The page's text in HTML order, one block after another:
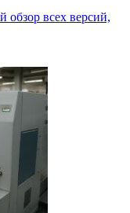
всех версий,